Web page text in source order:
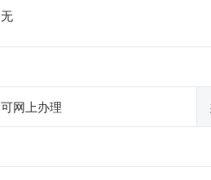
无
可网上办理